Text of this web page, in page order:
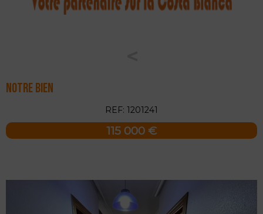
Notre bien
REF: 1201241
115 000 €